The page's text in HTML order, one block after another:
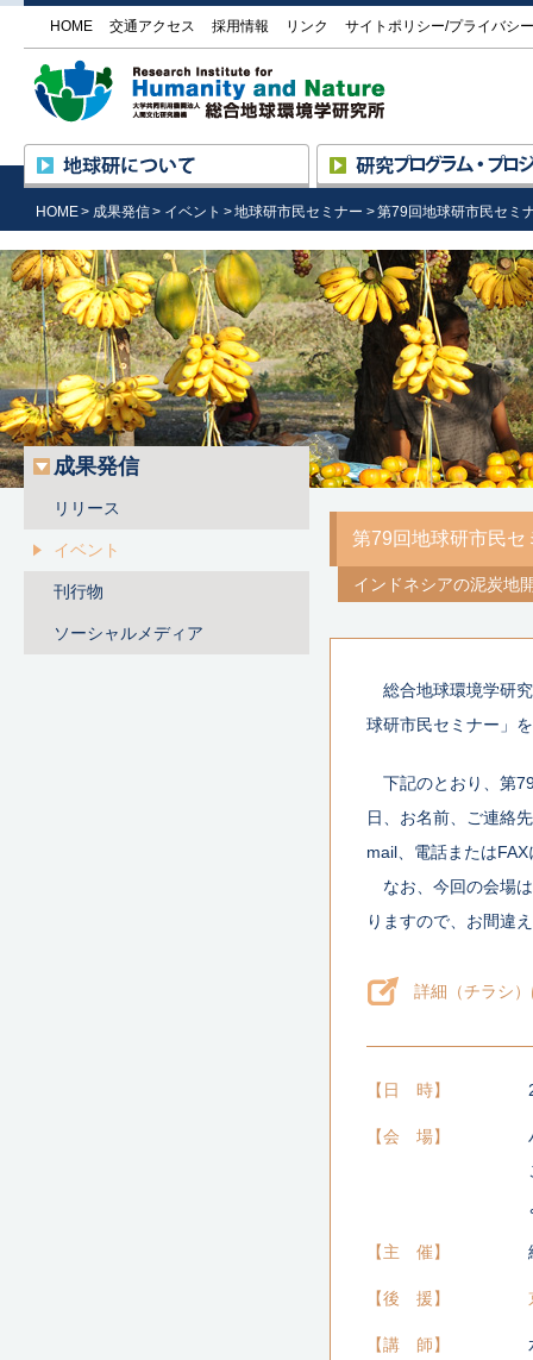
地球研について
設立の趣旨と目的
研究基盤国際センター
（RIHN Center）の活動
外部機関との協力
施設の紹介／研究所見学
情報公開
調達情報
地球研のめざすもの
研究の進め方
プログラム ― プロジェク
評価委員による評価
公募情報
HOME 成果発信 イベント 地球研市民セミナー 第79回地球研市民セミ
HOME 交通アクセス 採用情報 リンク サイトポリシー/プライバシ
第79回地球研市民セ
インドネシアの泥炭地
総合地球環境学研
球研市民セミナー」
下記のとおり、第
日、お名前、ご連絡
mail、電話または
なお、今回の会場
りますので、お間違
詳細（チラシ
日 時
会 場
主 催
後 援
講 師
成果発信
リリース
イベント
刊行物
ソーシャルメディア